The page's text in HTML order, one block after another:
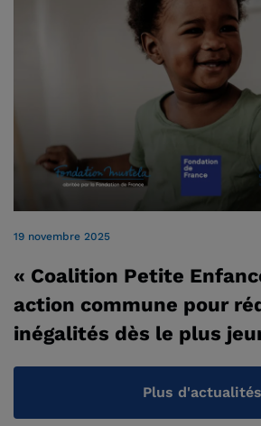
19 novembre 2025
« Coalition Petite
action commune pour
inégalités dès le plus
Plus d'actualités